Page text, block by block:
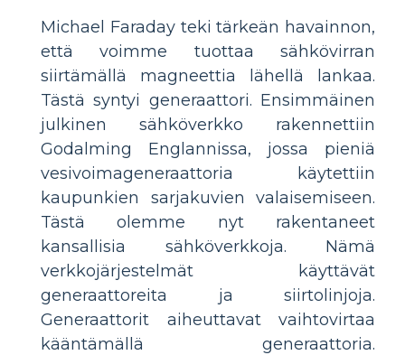
Michael Faraday teki tärkeän havainnon,
että voimme tuottaa sähkövirran
siirtämällä magneettia lähellä lankaa.
Tästä syntyi generaattori. Ensimmäinen
julkinen sähköverkko rakennettiin
Godalming Englannissa, jossa pieniä
vesivoimageneraattoria käytettiin
kaupunkien sarjakuvien valaisemiseen.
Tästä olemme nyt rakentaneet
kansallisia sähköverkkoja. Nämä
verkkojärjestelmät käyttävät
generaattoreita ja siirtolinjoja.
Generaattorit aiheuttavat vaihtovirtaa
kääntämällä generaattoria.